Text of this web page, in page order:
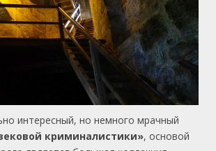
интересный, но немного мрачный
криминалистики», основой